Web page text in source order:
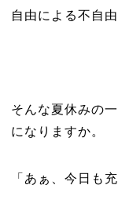
自由による不自
そんな夏休みの
になりますか。
「あぁ、今日も